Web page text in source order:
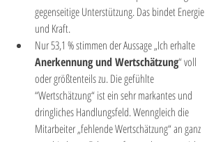
gegenseitige Unterstützung. Das bindet Energie
und Kraft.
Nur 53,1 % stimmen der Aussage „Ich erhalte
Anerkennung und Wertschätzung“ voll
oder größtenteils zu. Die gefühlte
“Wertschätzung“ ist ein sehr markantes und
dringliches Handlungsfeld. Wenngleich die
Mitarbeiter „fehlende Wertschätzung“ an ganz